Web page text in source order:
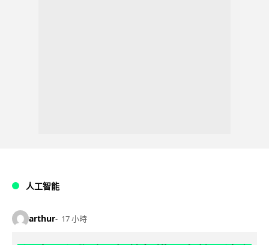
人工智能
arthur 17 小時